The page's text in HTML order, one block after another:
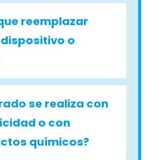
reemplazar
o
se realiza con
o con
químicos?